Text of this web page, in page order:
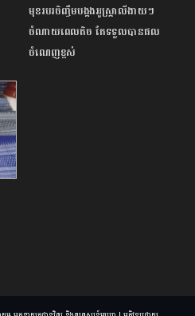
មុខរបរចិញ្ចឹមបង្កងអូស្ត្រាលីងាយៗ
ចំណាយពេលតិច តែទទួលបានផល
ចំណេញខ្ពស់